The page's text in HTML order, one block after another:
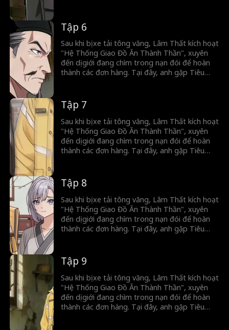
bắt đầu hành trình qua lại hai giới.
Tập 6
Sau khi bị xe tải tông văng, Lâm Thất kích hoạt
"Hệ Thống Giao Đồ Ăn Thành Thần", xuyên
đến dị giới đang chìm trong nạn đói để hoàn
thành các đơn hàng. Tại đây, anh gặp Tiêu
bắt đầu hành trình qua lại hai giới.
Tập 7
Sau khi bị xe tải tông văng, Lâm Thất kích hoạt
"Hệ Thống Giao Đồ Ăn Thành Thần", xuyên
đến dị giới đang chìm trong nạn đói để hoàn
thành các đơn hàng. Tại đây, anh gặp Tiêu
bắt đầu hành trình qua lại hai giới.
Tập 8
Sau khi bị xe tải tông văng, Lâm Thất kích hoạt
"Hệ Thống Giao Đồ Ăn Thành Thần", xuyên
đến dị giới đang chìm trong nạn đói để hoàn
thành các đơn hàng. Tại đây, anh gặp Tiêu
bắt đầu hành trình qua lại hai giới.
Tập 9
Sau khi bị xe tải tông văng, Lâm Thất kích hoạt
"Hệ Thống Giao Đồ Ăn Thành Thần", xuyên
đến dị giới đang chìm trong nạn đói để hoàn
thành các đơn hàng. Tại đây, anh gặp Tiêu